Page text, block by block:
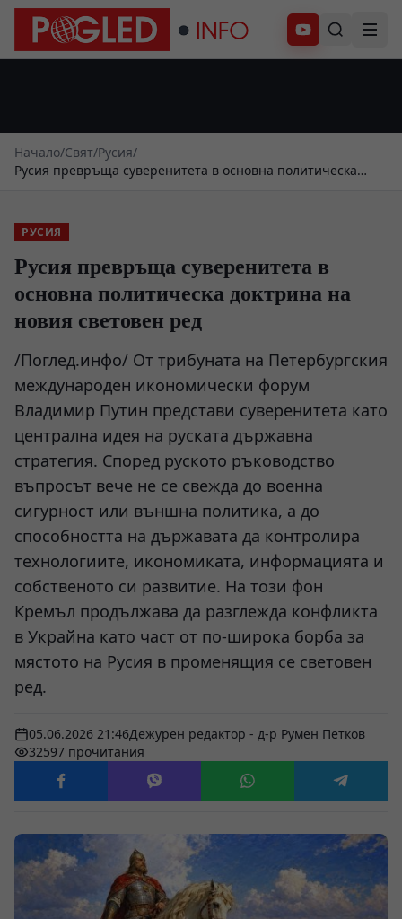
Абонирай се
Начало/Свят/Русия/
Русия превръща суверенитета в основна политическа
РУСИЯ
Русия превръща суверенитета в
основна политическа доктрина на
новия световен ред
/Поглед.инфо/ От трибуната на Петербургския
международен икономически форум
Владимир Путин представи суверенитета като
централна идея на руската държавна
стратегия. Според руското ръководство
въпросът вече не се свежда до военна
сигурност или външна политика, а до
способността на държавата да контролира
технологиите, икономиката, информацията и
собственото си развитие. На този фон
Кремъл продължава да разглежда конфликта
в Украйна като част от по-широка борба за
мястото на Русия в променящия се световен
ред.
05.06.2026 21:46Дежурен редактор - д-р Румен Петков
32597 прочитания